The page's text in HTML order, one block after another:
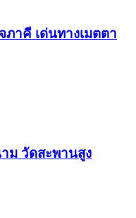
าคี​ เด่นทางเมตตา​
ม​ วัดสะพานสูง​